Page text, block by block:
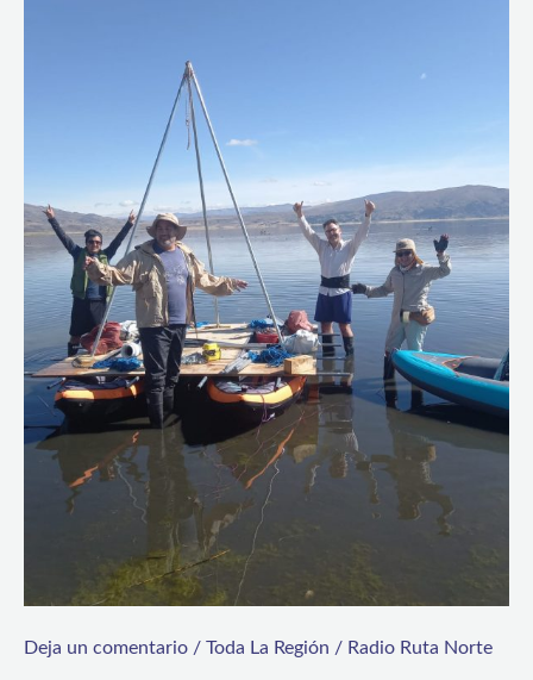
Deja un comentario / Toda La Región / Radio Ruta Norte